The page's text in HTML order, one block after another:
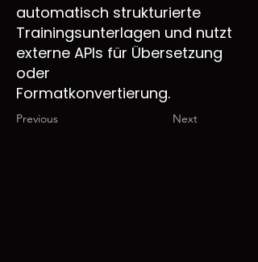
automatisch strukturierte
Trainingsunterlagen und nutzt
externe APIs für Übersetzung
oder
Formatkonvertierung.
Previous Next